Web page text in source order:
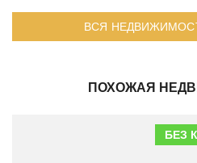
ВСЯ
ПОХОЖАЯ
БЕЗ